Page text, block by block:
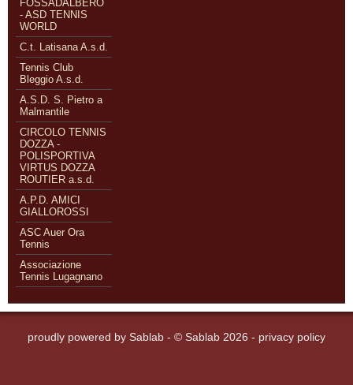
FOSSADALBERO
- ASD TENNIS
WORLD
C.t. Latisana A.s.d.
Tennis Club
Bleggio A.s.d.
A.S.D. S. Pietro a
Malmantile
CIRCOLO TENNIS
DOZZA -
POLISPORTIVA
VIRTUS DOZZA
ROUTIER a.s.d.
A.P.D. AMICI
GIALLOROSSI
ASC Auer Ora
Tennis
Associazione
Tennis Lugagnano
proudly powered by Sablab - © Sablab 2026 - privacy policy